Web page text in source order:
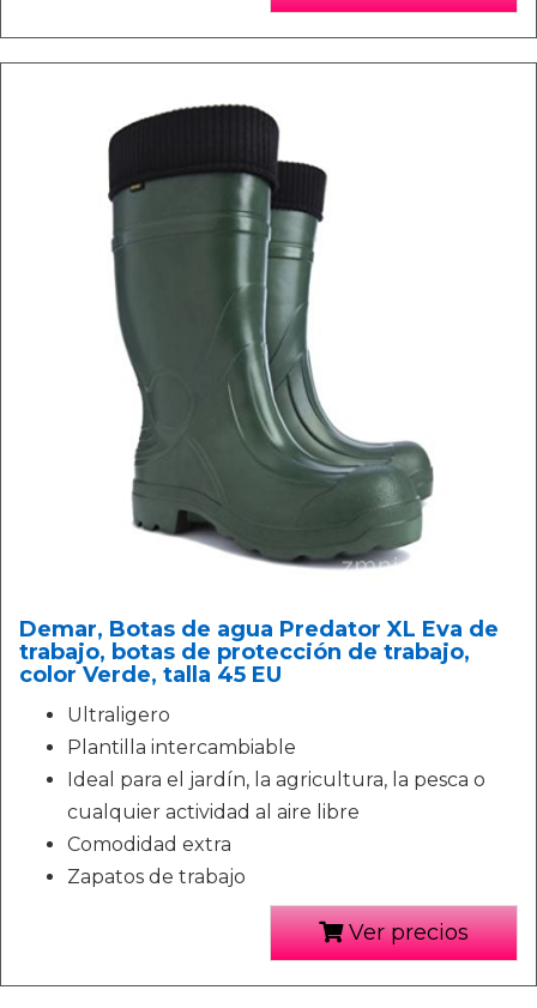
Demar, Botas de agua Predator XL Eva de
trabajo, botas de protección de trabajo,
color Verde, talla 45 EU
Ultraligero
Plantilla intercambiable
Ideal para el jardín, la agricultura, la pesca o
cualquier actividad al aire libre
Comodidad extra
Zapatos de trabajo
Ver precios